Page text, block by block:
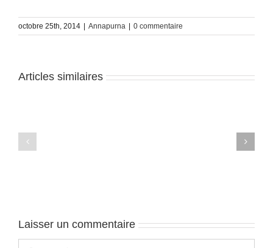
octobre 25th, 2014 Annapurna 0 commentaire
Articles similaires
Laisser un commentaire